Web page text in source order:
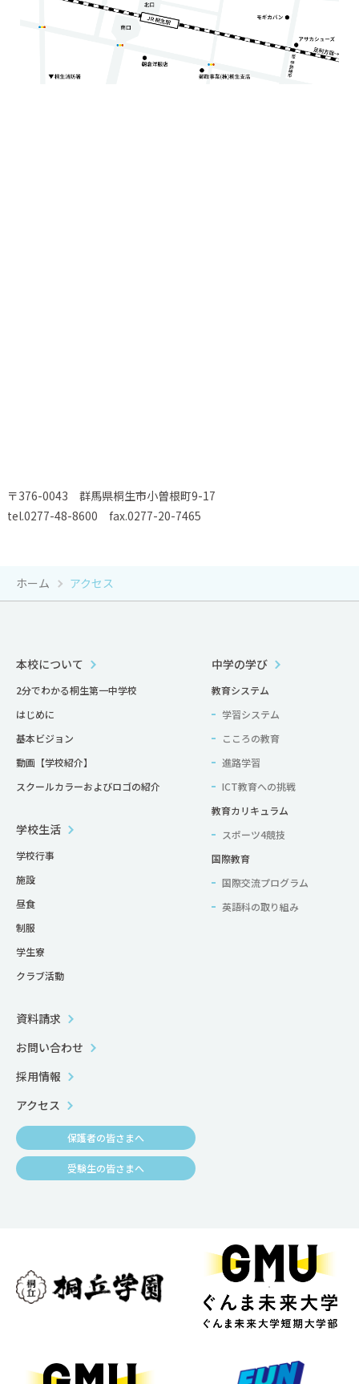
〒376-0043 群馬県桐生市小曽根町9-17
tel.0277-48-8600 fax.0277-20-7465
ホーム アクセス
本校について
2分でわかる桐生第一中学校
はじめに
基本ビジョン
動画【学校紹介】
スクールカラーおよびロゴの紹介
中学の学び
教育システム
学習システム
こころの教育
進路学習
ICT教育への挑戦
教育カリキュラム
スポーツ4競技
国際教育
国際交流プログラム
英語科の取り組み
学校生活
学校行事
施設
昼食
制服
学生寮
クラブ活動
資料請求
お問い合わせ
採用情報
アクセス
保護者の皆さまへ
受験生の皆さまへ